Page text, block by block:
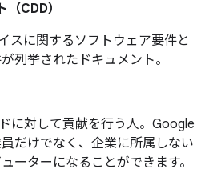
CDD）
スに関するソフトウェア要件と
列挙されたドキュメント。
に対して貢献を行う人。Google
だけでなく、企業に所属しない
ーターになることができます。